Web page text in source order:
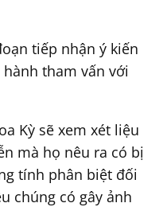
tiếp nhận ý kiến
tham vấn với
Kỳ sẽ xem xét liệu
mà họ nêu ra có bị
tính phân biệt đối
chúng có gây ảnh